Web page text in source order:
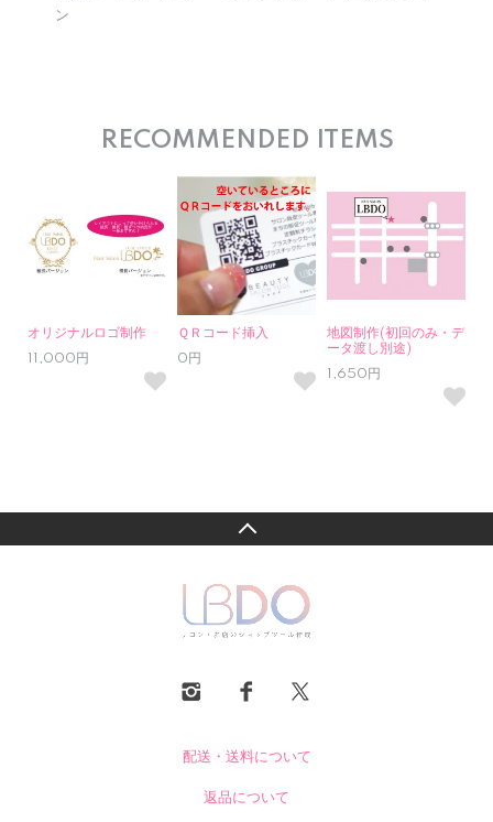
ン
RECOMMENDED ITEMS
オリジナルロゴ制作
11,000円
ＱＲコード挿入
0円
地図制作(初回のみ・デ
ータ渡し別途)
1,650円
配送・送料について
返品について